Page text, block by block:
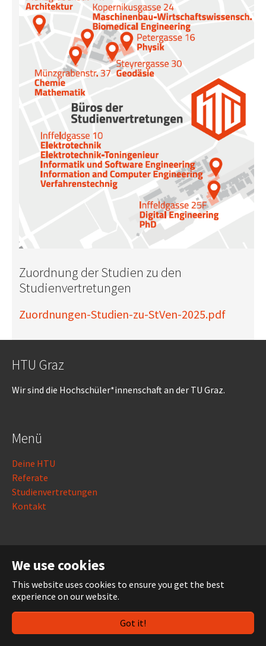
We use cookies
This website uses cookies to ensure you get the best
experience on our website.
Got it!
Zuordnung der Studien zu den
Studienvertretungen
Zuordnungen-Studien-zu-StVen-2025.pdf
HTU Graz
Wir sind die Hochschüler*innenschaft an der TU Graz.
Menü
Deine HTU
Referate
Studienvertretungen
Kontakt
Impressum
Datenschutz